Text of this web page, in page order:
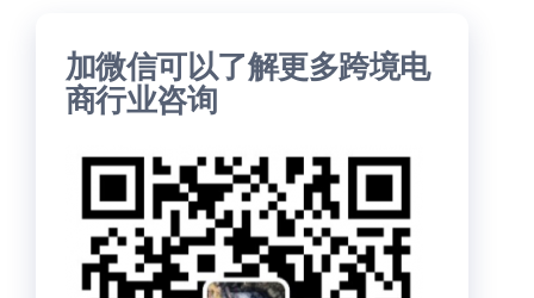
加微信可以了解更多跨境电
商行业咨询